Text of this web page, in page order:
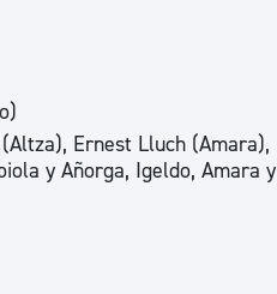
Ernest Lluch (Amara),
y Añorga, Igeldo, Amara y